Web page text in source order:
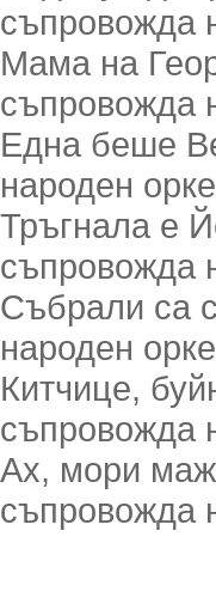
съпровожда
Мама на
съпровожда
Една беше
народен
Тръгнала е
съпровожда
Събрали са
народен
Китчице,
съпровожда
Ах, мори
съпровожда